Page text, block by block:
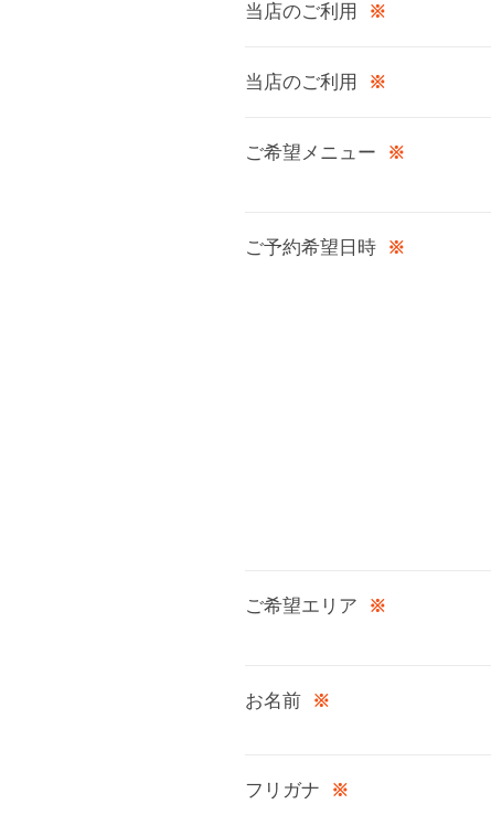
当店のご利用 ※
当店のご利用 ※
ご希望メニュー ※
ご予約希望日時 ※
ご希望エリア ※
お名前 ※
フリガナ ※